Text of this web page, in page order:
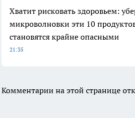
Хватит рисковать здоровьем:
микроволновки эти 10
становятся крайне опасными
21:35
Комментарии на этой странице